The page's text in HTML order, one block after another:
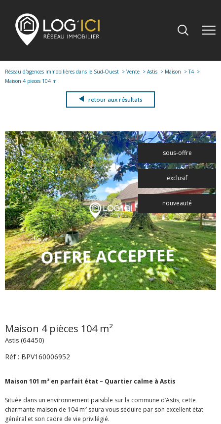
Réseau d'agences immobilières dans le Sud-Ouest Vente Astis Maison
T4
Maison 4 pieces 104 m
retour aux résultats
sous-offre
exclusif
nouveauté
Maison 4 pièces 104 m²
Astis (64450)
Réf : BPV160006952
Maison 101 m² en parfait état – Quartier calme à Astis
Située dans un environnement paisible sur la commune d’Astis, cette
charmante maison de 104 m² saura vous séduire par son excellent état
général et son cadre de vie privilégié.